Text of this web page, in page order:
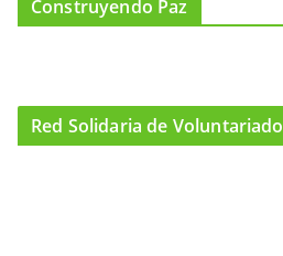
Construyendo Paz
Red Solidaria de Voluntariado